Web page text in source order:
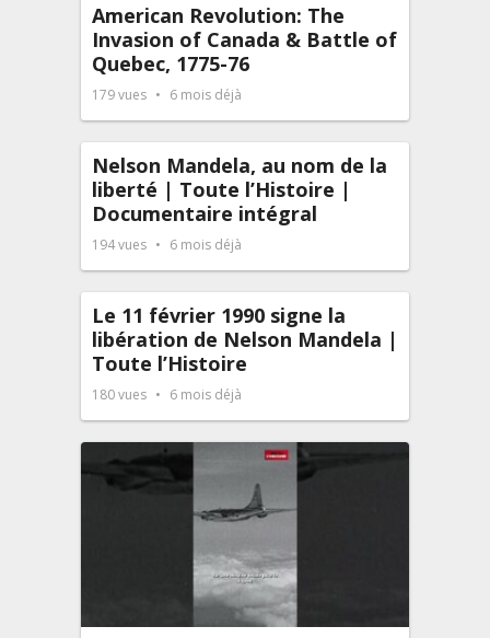
American Revolution: The
Invasion of Canada & Battle of
Quebec, 1775-76
179vues 6 mois déjà
Nelson Mandela, au nom de la
liberté | Toute l’Histoire |
Documentaire intégral
194vues 6 mois déjà
Le 11 février 1990 signe la
libération de Nelson Mandela |
Toute l’Histoire
180vues 6 mois déjà